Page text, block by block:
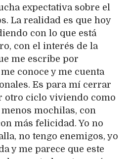
expectativa sobre el
La realidad es que hoy
con lo que está
con el interés de la
me escribe por
conoce y me cuenta
Es para mí cerrar
otro ciclo viviendo como
mochilas, con
más felicidad. Yo no
no tengo enemigos, yo
y me parece que este